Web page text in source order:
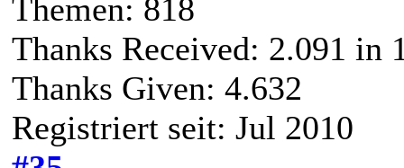
Themen: 818
Thanks Received: 2.091 in
Thanks Given: 4.632
Registriert seit: Jul 2010